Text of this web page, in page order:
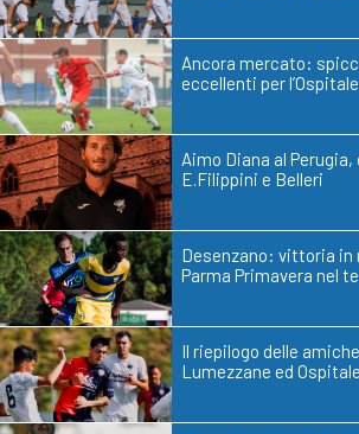
Ancora mercato:
eccellenti per
Aimo Diana al Perugia,
E.Filippini e Belleri
Desenzano: vittoria in
Parma Primavera nel
Il riepilogo delle
Lumezzane ed